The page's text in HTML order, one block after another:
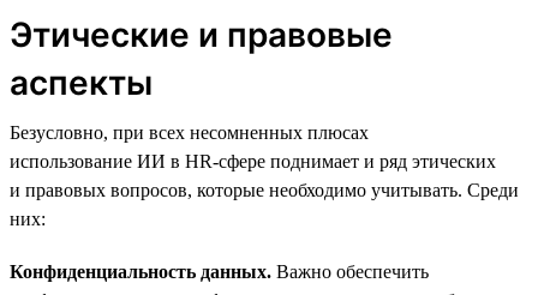
Этические и правовые
аспекты
Безусловно, при всех несомненных плюсах
использование ИИ в HR-сфере поднимает и ряд этических
и правовых вопросов, которые необходимо учитывать. Среди
них:
Конфиденциальность данных. Важно обеспечить